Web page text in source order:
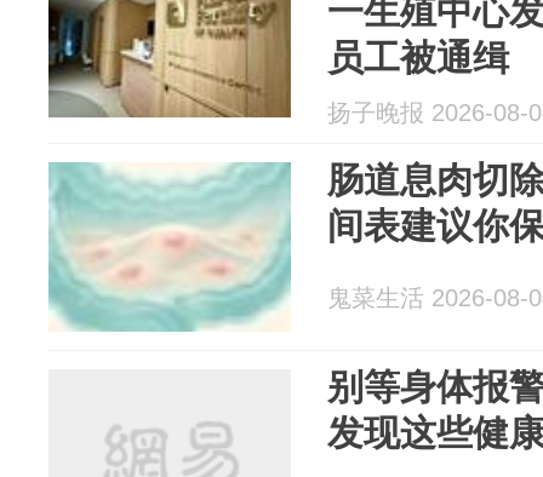
一生殖中心
员工被通缉
扬子晚报 2026-08-
肠道息肉切
间表建议你
鬼菜生活 2026-08-
别等身体报
发现这些健